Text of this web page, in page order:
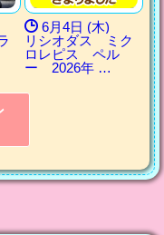
6月4日 (木)
リシオダス ミク
ロレピス ペル
ー 2026年 …